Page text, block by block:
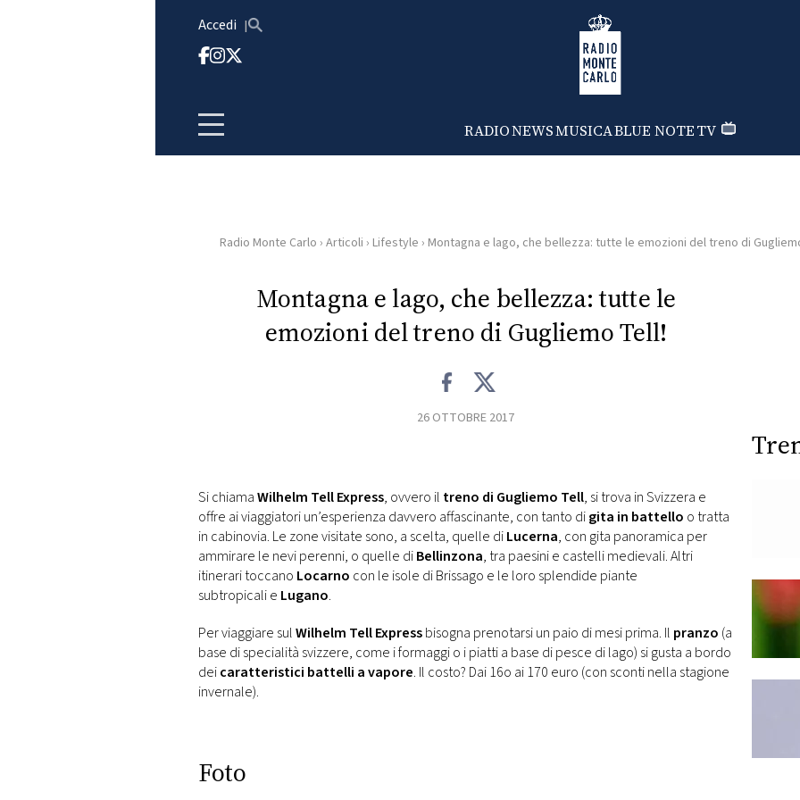
Accedi Radio Monte Carlo
RADIONEWSMUSICABLUE NOTETV
HOME
FOTO
CONCORSI
EVENTI
VIDEO
Radio Monte Carlo › Articoli › Lifestyle › Montagna e lago, che bellezza: tutte le emozioni del treno di
Montagna e lago, che bellezza: tutte le
emozioni del treno di Gugliemo Tell!
26 OTTOBRE 2017
Si chiamaWilhelm Tell Express, ovvero il treno di Gugliemo Tell, si trova in Svizzera e
offre ai viaggiatori un’esperienza davvero affascinante, con tanto digita in battello o tratta
in cabinovia. Le zone visitate sono, a scelta, quelle diLucerna, con gita panoramica per
ammirare le nevi perenni, o quelle diBellinzona, tra paesini e castelli medievali. Altri
itinerari toccano Locarno con le isole di Brissago e le loro splendide piante
subtropicali e Lugano.
Per viaggiare sulWilhelm Tell Expressbisogna prenotarsi un paio di mesi prima. Il pranzo (a
base di specialità svizzere, come i formaggi o i piatti a base di pesce di lago) si gusta a bordo
deicaratteristici battelli a vapore. Il costo? Dai 16o ai 170 euro (con sconti nella stagione
invernale).
Foto